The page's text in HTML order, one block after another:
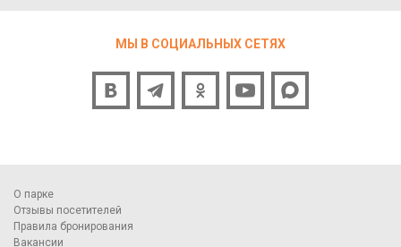
МЫ В СОЦИАЛЬНЫХ СЕТЯХ
О парке
Отзывы посетителей
Правила бронирования
Вакансии